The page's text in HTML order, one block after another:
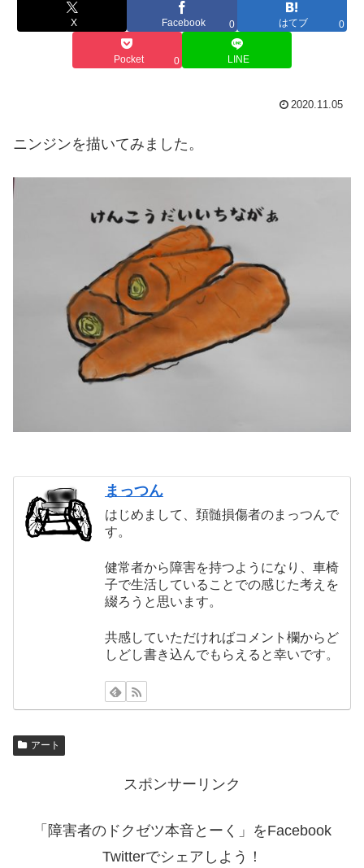
X Facebook 0 はてブ 0
Pocket 0 LINE
2020.11.05
ニンジンを描いてみました。
まっつん
はじめまして、頚髄損傷者のまっつんで
す。
健常者から障害を持つようになり、車椅
子で生活していることでの感じた考えを
綴ろうと思います。
共感していただければコメント欄からど
しどし書き込んでもらえると幸いです。
アート
スポンサーリンク
「障害者のドクゼツ本音とーく」をFacebook
Twitterでシェアしよう！